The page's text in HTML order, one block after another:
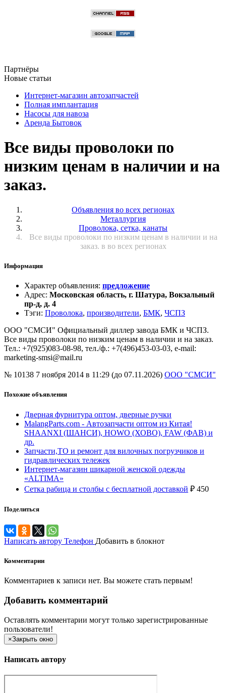
Партнёры
Новые статьи
Интернет-магазин автозапчастей
Полная имплантация
Насосы для навоза
Аренда Бытовок
Все виды проволоки по
низким ценам в наличии и на
заказ.
Объявления во всех регионах
Металлургия
Проволока, сетка, канаты
Все виды проволоки по низким ценам в наличии и на
заказ. в во всех регионах
Информация
Характер объявления: предложение
Адрес: Московская область, г. Шатура, Вокзальный
пр-д, д. 4
Тэги: Проволока, производители, БМК, ЧСПЗ
ООО "СМСИ" Официальный диллер завода БМК и ЧСПЗ.
Все виды проволоки по низким ценам в наличии и на заказ.
Тел.: +7(925)083-08-98, тел./ф.: +7(496)453-03-03, e-mail:
marketing-smsi@mail.ru
№ 10138 7 ноября 2014 в 11:29 (до 07.11.2026) ООО "СМСИ"
Похожие объявления
Дверная фурнитура оптом, дверные ручки
MalangParts.com - Автозапчасти оптом из Китая!
SHAANXI (ШАНСИ), HOWO (ХОВО), FAW (ФАВ) и
др.
Запчасти,ТО и ремонт для вилочных погрузчиков и
гидравлических тележек
Интернет-магазин шикарной женской одежды
«ALTIMA»
Сетка рабица и столбы с бесплатной доставкой ₽ 450
Поделиться
Написать автору Телефон Добавить в блокнот
Комментарии
Комментариев к записи нет. Вы можете стать первым!
Добавить комментарий
Оставлять комментарии могут только зарегистрированные
пользователи!
×Закрыть окно
Написать автору